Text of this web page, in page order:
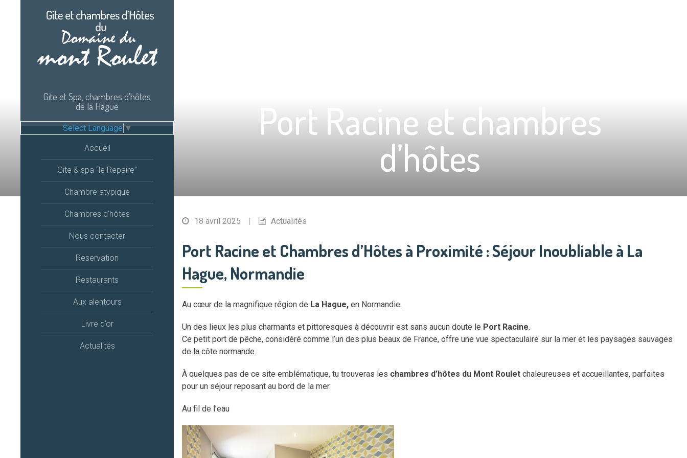
Gite et Spa, chambres d'hôtes
de la Hague
Select Language ▼
Accueil
Gite & spa “le Repaire”
Chambre atypique
Chambres d’hôtes
Nous contacter
Reservation
Restaurants
Aux alentours
Livre d’or
Actualités
Port Racine et chambres
d’hôtes
18 avril 2025 | Actualités
Port Racine et Chambres d’Hôtes à Proximité : Séjour Inoubliable à La
Hague, Normandie
Au cœur de la magnifique région de La Hague, en Normandie.
Un des lieux les plus charmants et pittoresques à découvrir est sans aucun doute le Port Racine.
Ce petit port de pêche, considéré comme l’un des plus beaux de France, offre une vue spectaculaire sur la mer et les paysages sauvages
de la côte normande.
À quelques pas de ce site emblématique, tu trouveras les chambres d’hôtes du Mont Roulet chaleureuses et accueillantes, parfaites
pour un séjour reposant au bord de la mer.
Au fil de l’eau